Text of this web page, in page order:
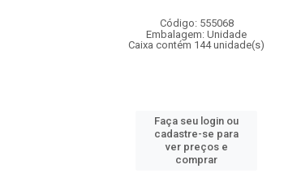
Código: 555068
Embalagem: Unidade
Caixa contém 144 unidade(s)
Faça seu login ou
cadastre-se para
ver preços e
comprar